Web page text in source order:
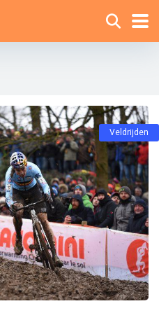
Veldrijden